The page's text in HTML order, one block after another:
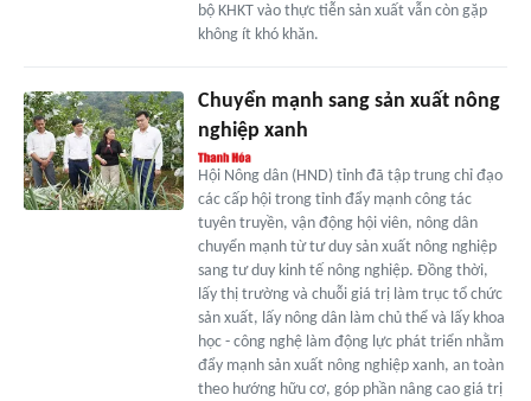
bộ KHKT vào thực tiễn sản xuất vẫn còn gặp
không ít khó khăn.
Chuyển mạnh sang sản xuất nông
nghiệp xanh
Hội Nông dân (HND) tỉnh đã tập trung chỉ đạo
các cấp hội trong tỉnh đẩy mạnh công tác
tuyên truyền, vận động hội viên, nông dân
chuyển mạnh từ tư duy sản xuất nông nghiệp
sang tư duy kinh tế nông nghiệp. Đồng thời,
lấy thị trường và chuỗi giá trị làm trục tổ chức
sản xuất, lấy nông dân làm chủ thể và lấy khoa
học - công nghệ làm động lực phát triển nhằm
đẩy mạnh sản xuất nông nghiệp xanh, an toàn
theo hướng hữu cơ, góp phần nâng cao giá trị